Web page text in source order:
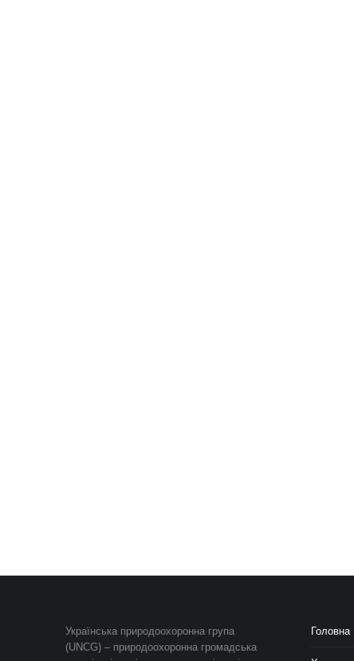
Українська природоохоронна група
(UNCG) – природоохоронна громадська
Головна